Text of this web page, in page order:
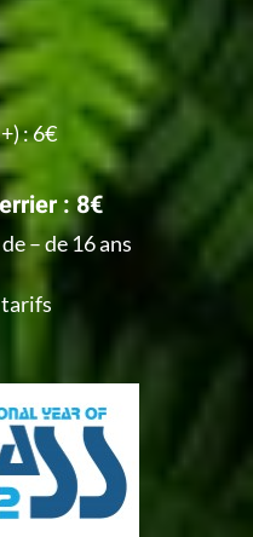
: 6€
: 8€
– de 16 ans
tarifs